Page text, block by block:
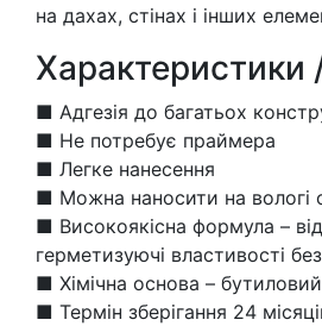
на дахах, стінах і інших
Характеристики
■ Адгезія до багатьох
■ Не потребує праймера
■ Легке нанесення
■ Можна наносити на вологі
■ Високоякісна формула –
герметизуючі властивості
■ Хімічна основа –
■ Термін зберігання 24